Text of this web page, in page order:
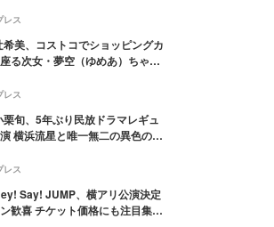
レス
希美、コストコでショッピングカ
る次女・夢空（ゆめあ）ちゃん
長を感じる」の声
レス
栗旬、5年ぶり民放ドラマレギュ
横浜流星と唯一無二の異色のバ
レス
Say! JUMP、横アリ公演決定
歓喜 チケット価格にも注目集ま